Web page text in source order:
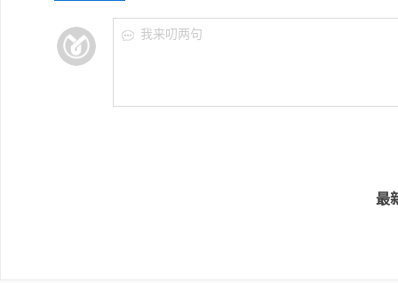
我来叨两句
最